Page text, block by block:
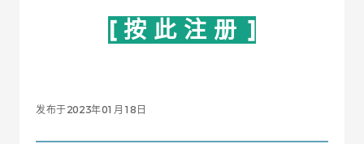
[ 按 此 注 册 ]
发布于2023年01月18日